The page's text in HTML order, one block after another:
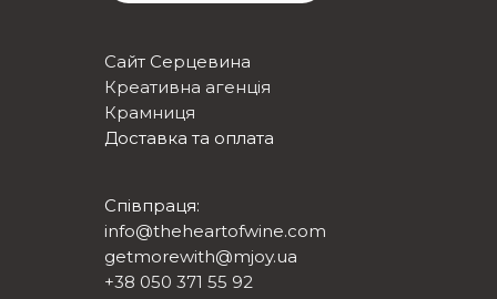
Сайт Серцевина
Креативна агенція
Крамниця
Доставка та оплата
Співпраця:
info@theheartofwine.com
getmorewith@mjoy.ua
+38 050 371 55 92